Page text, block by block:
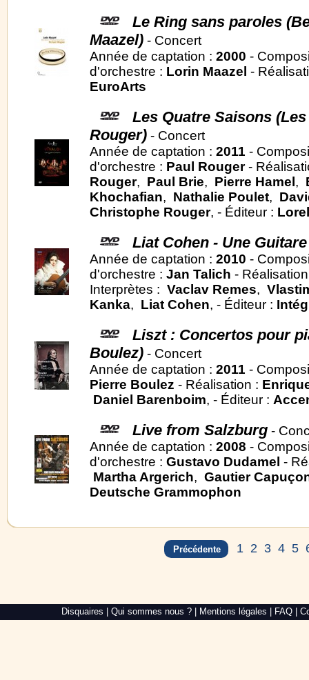
Le Ring sans paroles
Maazel) - Concert
Année de captation : 2000 -
d'orchestre : Lorin Maazel -
EuroArts
Les Quatre Saisons
Rouger) - Concert
Année de captation : 2011 -
d'orchestre : Paul Rouger-
Rouger, Paul Brie, Pierre Hamel ,
Khochafian, Nathalie Poulet,
Christophe Rouger, - Éditeur :
Liat Cohen - Une
Année de captation : 2010 -
d'orchestre : Jan Talich -
Interprètes : Vaclav Remes,
Kanka, Liat Cohen, - Éditeur :
Liszt : Concertos pour
Boulez) - Concert
Année de captation : 2011 -
Pierre Boulez - Réalisation :
Daniel Barenboim, - Éditeur :
Live from Salzburg -
Année de captation : 2008 -
d'orchestre : Gustavo Dudamel -
Martha Argerich, Gautier
Deutsche Grammophon
Précédente 1 2 3 4 5
Disquaires Qui sommes nous ? Mentions légales FAQ
Web,